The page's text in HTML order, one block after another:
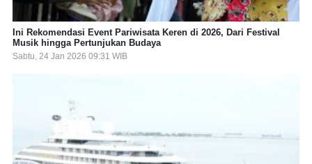
Ini Rekomendasi Event Pariwisata Keren di 2026, Dari Festival
Musik hingga Pertunjukan Budaya
Sabtu, 24 Jan 2026 09:31 WIB